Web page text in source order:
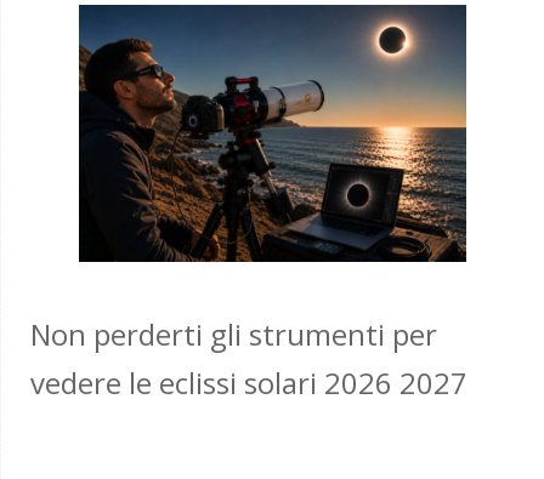
Non perderti gli strumenti per
vedere le eclissi solari 2026 2027